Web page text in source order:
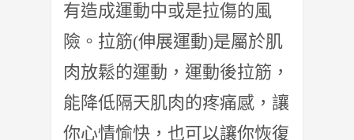
有造成運動中或是拉傷的風
險。拉筋(伸展運動)是屬於肌
肉放鬆的運動，運動後拉筋，
能降低隔天肌肉的疼痛感，讓
你心情愉快，也可以讓你恢復